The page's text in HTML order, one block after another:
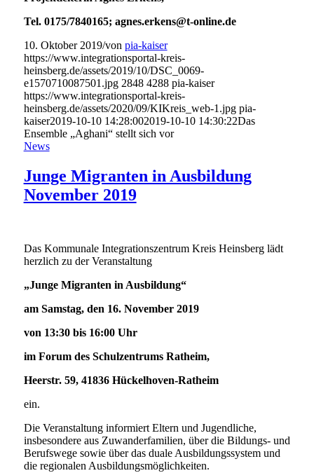
Tel. 0175/7840165; agnes.erkens@t-online.de
10. Oktober 2019/von pia-kaiser
https://www.integrationsportal-kreis-
heinsberg.de/assets/2019/10/DSC_0069-
e1570710087501.jpg 2848 4288 pia-kaiser
https://www.integrationsportal-kreis-
heinsberg.de/assets/2020/09/KIKreis_web-1.jpg pia-
kaiser2019-10-10 14:28:002019-10-10 14:30:22Das
Ensemble „Aghani“ stellt sich vor
News
Junge Migranten in Ausbildung
November 2019
Das Kommunale Integrationszentrum Kreis Heinsberg lädt
herzlich zu der Veranstaltung
„Junge Migranten in Ausbildung“
am Samstag, den 16. November 2019
von 13:30 bis 16:00 Uhr
im Forum des Schulzentrums Ratheim,
Heerstr. 59, 41836 Hückelhoven-Ratheim
ein.
Die Veranstaltung informiert Eltern und Jugendliche,
insbesondere aus Zuwanderfamilien, über die Bildungs- und
Berufswege sowie über das duale Ausbildungssystem und
die regionalen Ausbildungsmöglichkeiten.